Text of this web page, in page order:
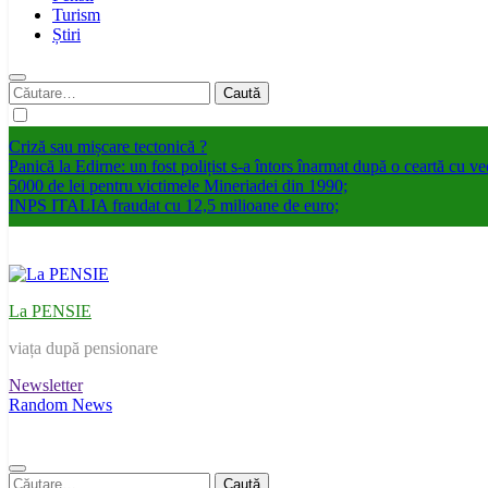
Turism
Știri
Caută
după:
Criză sau mișcare tectonică ?
Panică la Edirne: un fost polițist s-a întors înarmat după o ceartă cu
5000 de lei pentru victimele Mineriadei din 1990;
INPS ITALIA fraudat cu 12,5 milioane de euro;
La PENSIE
viața după pensionare
Newsletter
Random News
Caută